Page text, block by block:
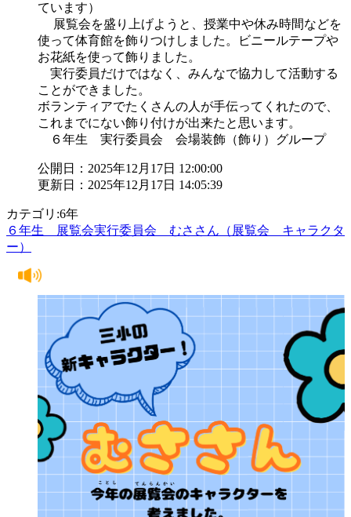
ています）
展覧会を盛り上げようと、授業中や休み時間などを
使って体育館を飾りつけしました。ビニールテープや
お花紙を使って飾りました。
実行委員だけではなく、みんなで協力して活動する
ことができました。
ボランティアでたくさんの人が手伝ってくれたので、
これまでにない飾り付けが出来たと思います。
６年生 実行委員会 会場装飾（飾り）グループ
公開日：2025年12月17日 12:00:00
更新日：2025年12月17日 14:05:39
カテゴリ:6年
６年生 展覧会実行委員会 むささん（展覧会 キャラクタ
ー）